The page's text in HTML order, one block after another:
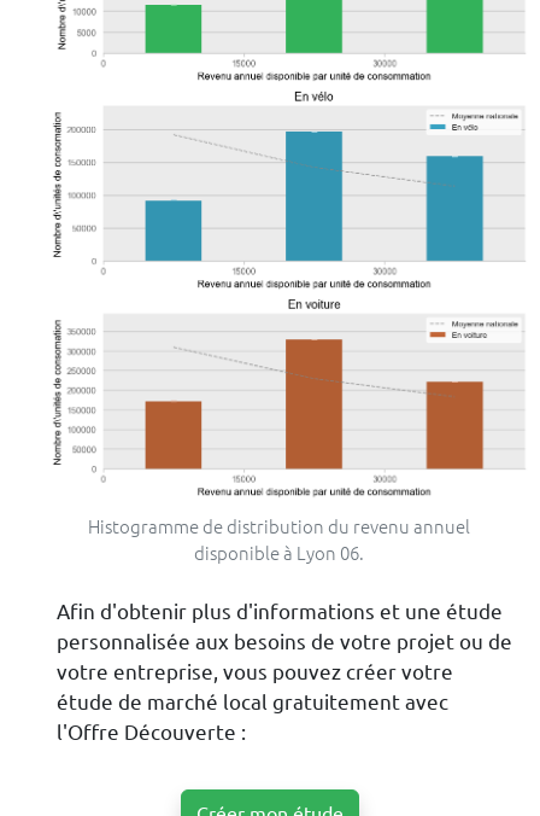
Histogramme de distribution du revenu annuel
disponible à Lyon 06.
Afin d'obtenir plus d'informations et une étude
personnalisée aux besoins de votre projet ou de
votre entreprise, vous pouvez créer votre
étude de marché local gratuitement avec
l'Offre Découverte :